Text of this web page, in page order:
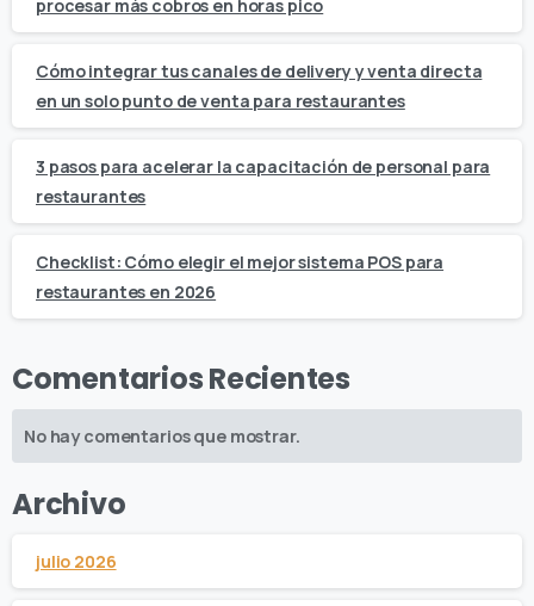
procesar más cobros en horas pico
Cómo integrar tus canales de delivery y venta directa
en un solo punto de venta para restaurantes
3 pasos para acelerar la capacitación de personal para
restaurantes
Checklist: Cómo elegir el mejor sistema POS para
restaurantes en 2026
Comentarios Recientes
No hay comentarios que mostrar.
Archivo
julio 2026